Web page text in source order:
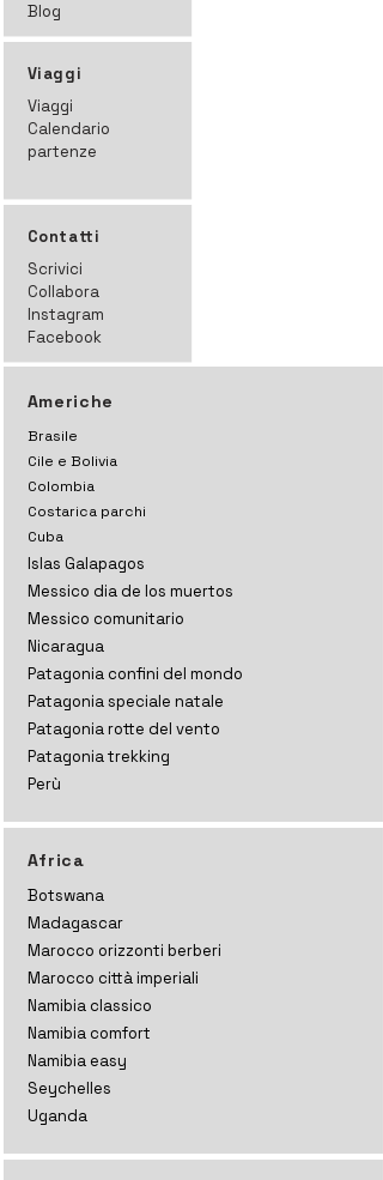
Blog
Viaggi
Viaggi
Calendario
partenze
Contatti
Scrivici
Collabora
Instagram
Facebook
Americhe
Brasile
Cile e Bolivia
Colombia
Costarica parchi
Cuba
Islas Galapagos
Messico dia de los muertos
Messico comunitario
Nicaragua
Patagonia confini del mondo
Patagonia speciale natale
Patagonia rotte del vento
Patagonia trekking
Perù
Africa
Botswana
Madagascar
Marocco orizzonti berberi
Marocco città imperiali
Namibia classico
Namibia comfort
Namibia easy
Seychelles
Uganda